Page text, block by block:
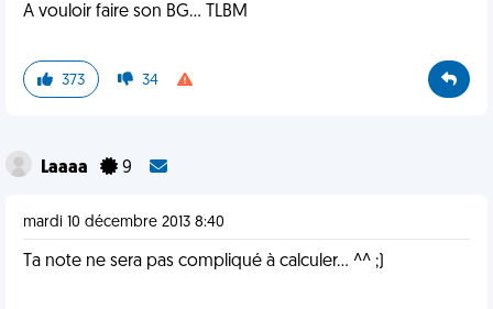
A vouloir faire son BG... TLBM
373 34
Laaaa 9
mardi 10 décembre 2013 8:40
Ta note ne sera pas compliqué à calculer... ^^ ;)